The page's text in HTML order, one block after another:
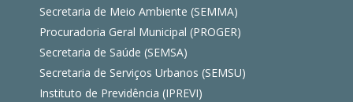
Secretaria de Meio Ambiente (SEMMA)
Procuradoria Geral Municipal (PROGER)
Secretaria de Saúde (SEMSA)
Secretaria de Serviços Urbanos (SEMSU)
Instituto de Previdência (IPREVI)